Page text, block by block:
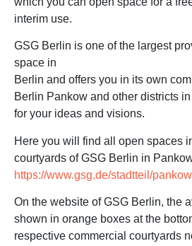
interim use.
GSG Berlin is one of the largest
space in
Berlin and offers you in its own
Berlin Pankow and other districts
for your ideas and visions.
Here you will find all open spaces
courtyards of GSG Berlin in
https://www.gsg.de/stadtteil/
On the website of GSG Berlin, the
shown in orange boxes at the
respective commercial courtyards